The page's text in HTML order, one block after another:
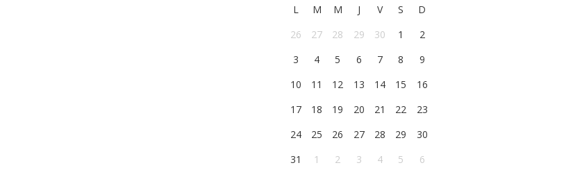
L M M J V S
D
26
27 28 29 30 1
2
3
4 5 6 7 8
9
10
11 12 13 14 15
16
17
18 19 20 21 22
23
24
25 26 27 28 29
30
31
1 2 3 4 5 6